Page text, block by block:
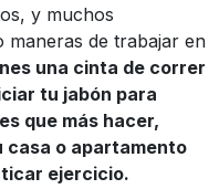
y muchos
de trabajar en
una cinta de correr
tu jabón para
que más hacer,
o apartamento
ejercicio.